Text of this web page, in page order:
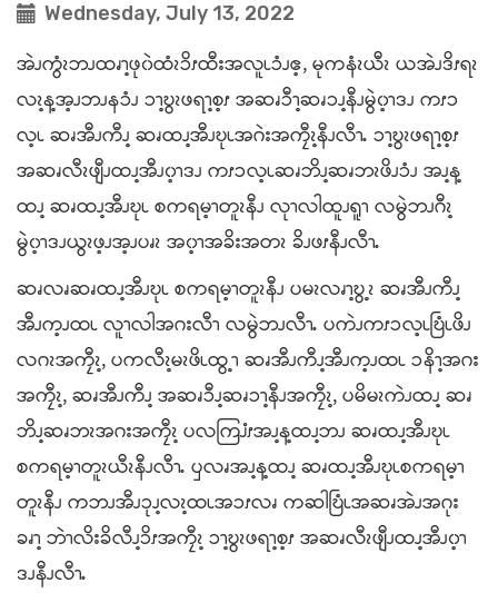
Wednesday, July 13, 2022
အဲၪကွံၩဘၪထၧၫ့ဖု၀ဲထံၩၥိၭထီးအလူၬၥံၪဧ့, မုကနံၩယီၩ ယအဲၪဒိၭရၩ
လၩ့န့အ့ၪဘၪနၥံၪ ၥၫ့ဎွၩဖရၫ့စ့ၭ အဆၧၥီၫ့ဆၧၥၪ့နီၪမွဲ၀့ၫဒၪ ကၭၥ
လ့ၬ ဆၧအီၪကီၪ့ ဆၧထၪ့အီၪဎုၬအဂဲးအကၠီၩ့နီၪလီၫႉ ၥၫ့ဎွၩဖရၫ့စ့ၭ
အဆၧလီၩဖျီၪထၪ့အီၪ၀့ၫဒၪ ကၭၥလ့ၬဆၧဘိၪ့ဆၧဘၩဖိၪၥံၪ အၪ့န့
ထၪ့ ဆၧထၪ့အီၪဎုၬ စကရမ့ၫတူၩနီၪ လုၫလါထူၪရူၫ လမွဲဘၪဂီၩ့
မွဲ၀့ၫဒၪယွၩဖ့ၪအ့ၪပၧၩ အ၀့ၫအခိးအတၩ ခိၪဖၭနီၪလီၫႉ
ဆၧလၧဆၧထၪ့အီၪဎုၬ စကရမ့ၫတူၩနီၪ ပမၩလၧၫ့ဎွ့ၩ ဆၧအီၪကီၪ့
အီၪက့ၪထၬ လူၫလါအဂးလီၫ လမွဲဘၪလီၫႉ ပကဲၪကၭၥလ့ၬဎြံၬဖိၪ
လဂၩအကၠီၩ့, ပကလီၩ့မၩဖိၬထွ့ၫ ဆၧအီၪကီၪ့အီၪက့ၪထၬ ၥနိၫ့အဂး
အကၠီၩ့, ဆၧအီၪကီၪ့ အဆၧၥီၪ့ဆၧၥၫ့နီၪအကၠီၩ့, ပမိမၩကဲၪထၪ့ ဆၧ
ဘိၪ့ဆၧဘၩအဂးအကၠီၩ့ ပလကြၨၭအၪ့န့ထၪ့ဘၪ ဆၧထၪ့အီၪဎုၬ
စကရမ့ၫတူၩယီၩနီၪလီၫႉ ၦလၧအၪ့န့ထၪ့ ဆၧထၪ့အီၪဎုၬစကရမ့ၫ
တူၩနီၪ ကဘၪအီၪၥုၪ့လၩ့ထၬအၥၭလၧ ကဆါဎြံၬအဆၧအဲၪအဂုး
ခၧၫ့ ဘဲၫလိးခိလီၪ့ၥိၭအကၠီၩ့ ၥၫ့ဎွၩဖရၫ့စ့ၭ အဆၧလီၩဖျီၪထၪ့အီၪ၀့ၫ
ဒၪနီၪလီၫႉ